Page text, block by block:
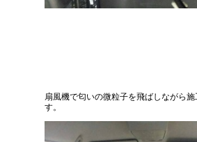
扇風機で匂いの微粒子を飛ばしながら施
す。